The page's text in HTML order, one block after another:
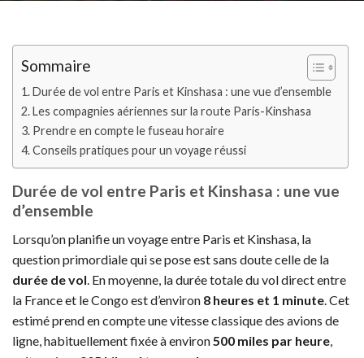
Sommaire
Durée de vol entre Paris et Kinshasa : une vue d’ensemble
Les compagnies aériennes sur la route Paris-Kinshasa
Prendre en compte le fuseau horaire
Conseils pratiques pour un voyage réussi
Durée de vol entre Paris et Kinshasa : une vue
d’ensemble
Lorsqu’on planifie un voyage entre Paris et Kinshasa, la
question primordiale qui se pose est sans doute celle de la
durée de vol . En moyenne, la durée totale du vol direct entre
la France et le Congo est d’environ 8 heures et 1 minute . Cet
estimé prend en compte une vitesse classique des avions de
ligne, habituellement fixée à environ 500 miles par heure